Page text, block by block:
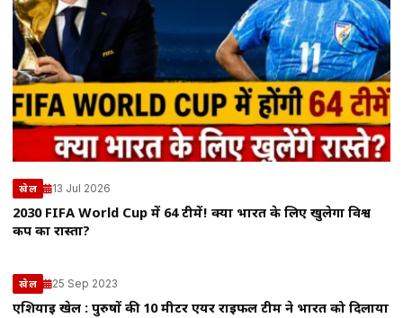
खेल 13 Jul 2026
2030 FIFA World Cup में 64 टीमें! क्या भारत के लिए खुलेगा विश्व
कप का रास्ता?
खेल 25 Sep 2023
एशियाई खेल : पुरुषों की 10 मीटर एयर राइफल टीम ने भारत को दिलाया